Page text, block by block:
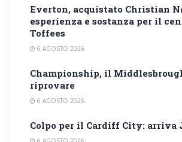
Everton, acquistato Christian
esperienza e sostanza per il
Toffees
6 AGOSTO 2026
Championship, il
riprovare
6 AGOSTO 2026
Colpo per il Cardiff City: arriva